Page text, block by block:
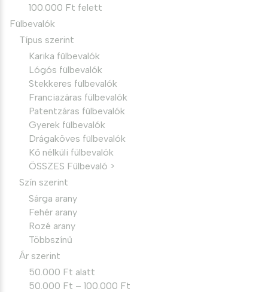
100.000 Ft felett
Fülbevalók
Típus szerint
Karika fülbevalók
Lógós fülbevalók
Stekkeres fülbevalók
Franciazáras fülbevalók
Patentzáras fülbevalók
Gyerek fülbevalók
Drágaköves fülbevalók
Kő nélküli fülbevalók
ÖSSZES Fülbevaló >
Szín szerint
Sárga arany
Fehér arany
Rozé arany
Többszínű
Ár szerint
50.000 Ft alatt
50.000 Ft – 100.000 Ft